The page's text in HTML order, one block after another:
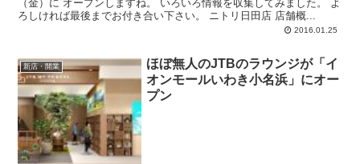
（金）に オープンしますね。 いろいろ情報を収集してみました。 よ
ろしければ最後までお付き合い下さい。 ニトリ日田店 店舗概...
2016.01.25
新店・開業
ほぼ無人のJTBのラウンジが「イ
オンモールいわき小名浜」にオー
プン